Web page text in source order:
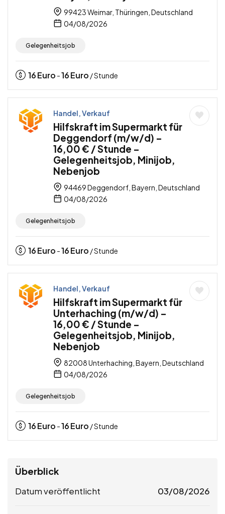
99423 Weimar, Thüringen, Deutschland
04/08/2026
Gelegenheitsjob
16Euro -16Euro / Stunde
Handel, Verkauf
Hilfskraft im Supermarkt für
Deggendorf (m/w/d) –
16,00 € / Stunde –
Gelegenheitsjob, Minijob,
Nebenjob
94469 Deggendorf, Bayern, Deutschland
04/08/2026
Gelegenheitsjob
16Euro -16Euro / Stunde
Handel, Verkauf
Hilfskraft im Supermarkt für
Unterhaching (m/w/d) –
16,00 € / Stunde –
Gelegenheitsjob, Minijob,
Nebenjob
82008 Unterhaching, Bayern, Deutschland
04/08/2026
Gelegenheitsjob
16Euro -16Euro / Stunde
Überblick
Datum veröffentlicht 03/08/2026